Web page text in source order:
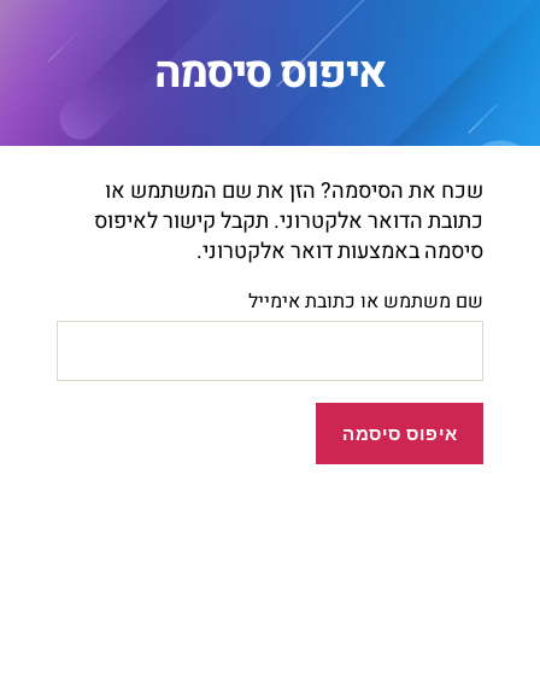
איפוס סיסמה
שכח את הסיסמה? הזן את שם המשתמש או
כתובת הדואר אלקטרוני. תקבל קישור לאיפוס
סיסמה באמצעות דואר אלקטרוני.
שם משתמש או כתובת אימייל
איפוס סיסמה